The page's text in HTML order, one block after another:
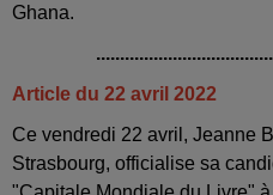
Ghana.
Article du 22 avril 2022
Ce vendredi 22 avril, Jeanne
Strasbourg, officialise sa